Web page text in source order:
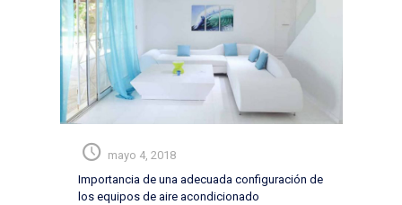
mayo 4, 2018
Importancia de una adecuada configuración de
los equipos de aire acondicionado